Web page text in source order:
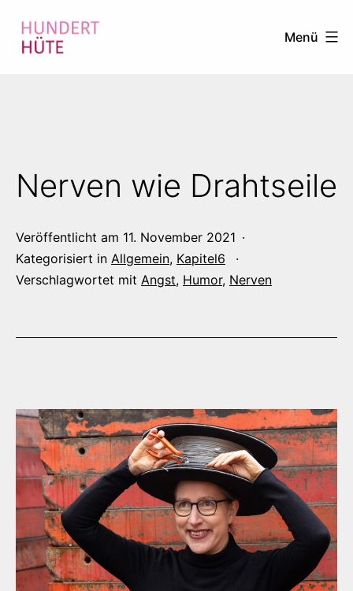
Inhalt
Menü
Nerven wie Drahtseile
Veröffentlicht am 11. November 2021
Kategorisiert in Allgemein, Kapitel6
Verschlagwortet mit Angst, Humor, Nerven